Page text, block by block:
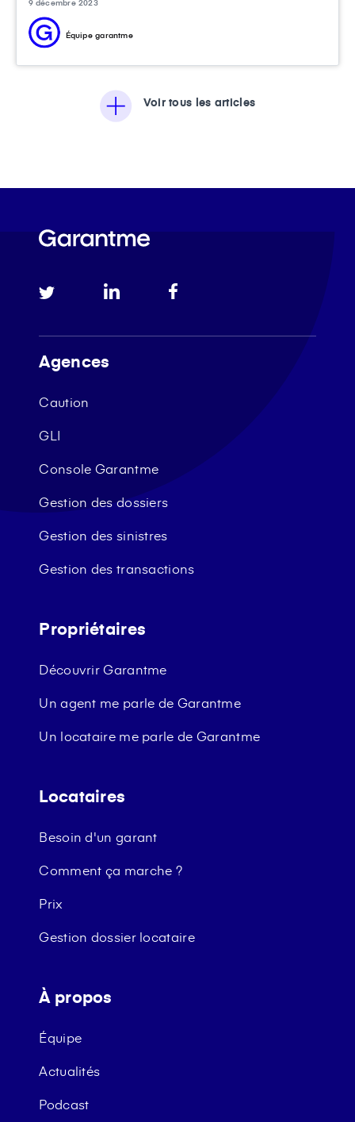
9 décembre 2023
Équipe garantme
Voir tous les articles
Agences
Caution
GLI
Console Garantme
Gestion des dossiers
Gestion des sinistres
Gestion des transactions
Propriétaires
Découvrir Garantme
Un agent me parle de Garantme
Un locataire me parle de Garantme
Locataires
Besoin d'un garant
Comment ça marche ?
Prix
Gestion dossier locataire
À propos
Équipe
Actualités
Podcast